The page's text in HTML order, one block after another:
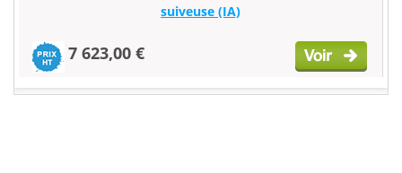
suiveuse (IA)
7 623,00 €